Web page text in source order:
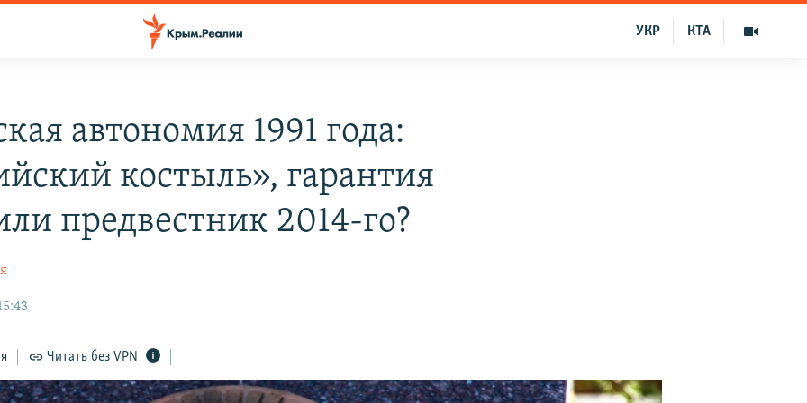
КТА
УКР
автономия 1991 года:
костыль», гарантия
предвестник 2014-го?
Читать без VPN